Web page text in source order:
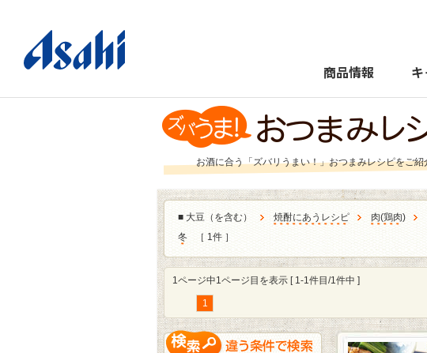
商品情報
お酒に合う「ズバリうまい！」おつまみレシピをご紹
■ 大豆（を含む） 焼酎にあうレシピ 肉(鶏肉)
冬
［ 1件 ］
1ページ中1ページ目を表示 [ 1-1件目/1件中 ]
1